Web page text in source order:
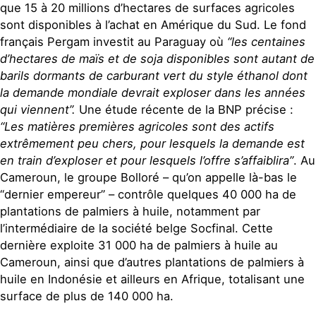
que 15 à 20 millions d’hectares de surfaces agricoles
sont disponibles à l’achat en Amérique du Sud. Le fond
français Pergam investit au Paraguay où “les centaines
d’hectares de maïs et de soja disponibles sont autant de
barils dormants de carburant vert du style éthanol dont
la demande mondiale devrait exploser dans les années
qui viennent”. Une étude récente de la BNP précise :
“Les matières premières agricoles sont des actifs
extrêmement peu chers, pour lesquels la demande est
en train d’exploser et pour lesquels l’offre s’affaiblira”. Au
Cameroun, le groupe Bolloré – qu’on appelle là-bas le
“dernier empereur” – contrôle quelques 40 000 ha de
plantations de palmiers à huile, notamment par
l’intermédiaire de la société belge Socfinal. Cette
dernière exploite 31 000 ha de palmiers à huile au
Cameroun, ainsi que d’autres plantations de palmiers à
huile en Indonésie et ailleurs en Afrique, totalisant une
surface de plus de 140 000 ha.